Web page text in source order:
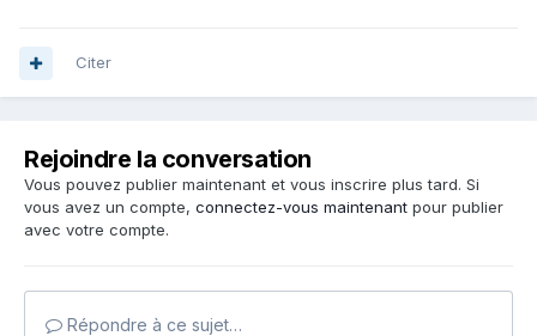
Citer
Rejoindre la conversation
Vous pouvez publier maintenant et vous inscrire plus tard. Si
vous avez un compte, connectez-vous maintenant pour publier
avec votre compte.
Répondre à ce sujet…